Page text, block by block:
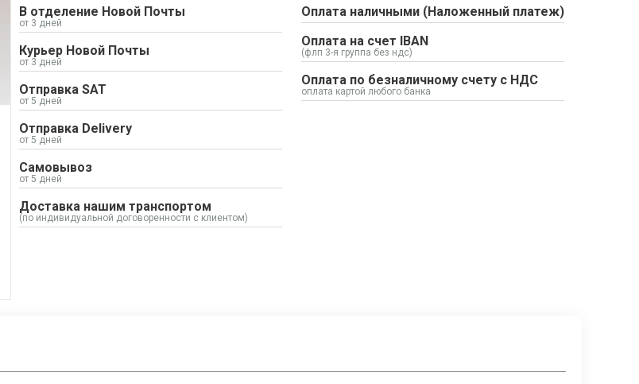
В отделение Новой Почты
от 3 дней
Курьер Новой Почты
от 3 дней
Отправка SAT
от 5 дней
Отправка Delivery
от 5 дней
Самовывоз
от 5 дней
Доставка нашим транспортом
(по индивидуальной договоренности с клиентом)
Оплата наличными (Наложенный платеж)
Оплата на счет IBAN
(флп 3-я группа без ндс)
Оплата по безналичному счету с НДС
оплата картой любого банка